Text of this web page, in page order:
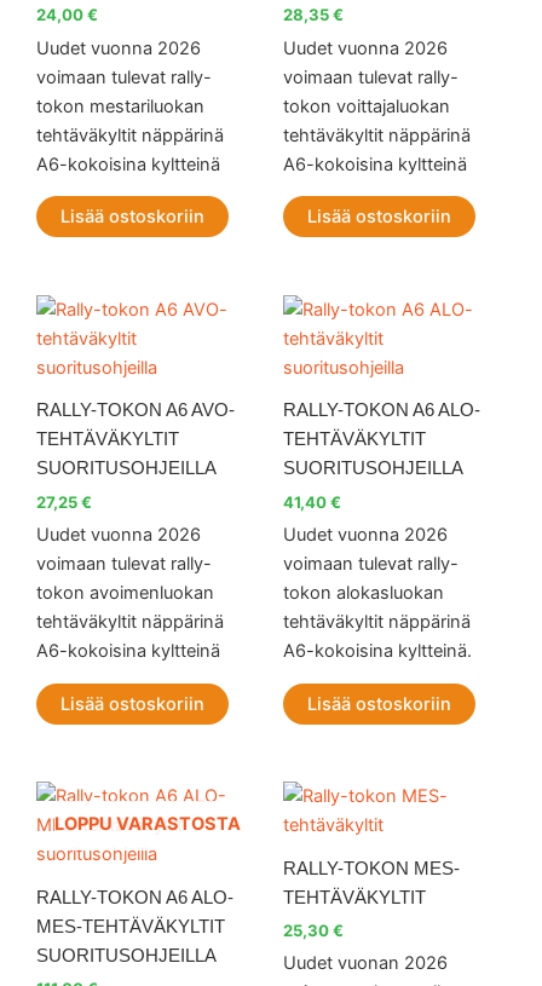
24,00€
Uudet vuonna 2026
voimaan tulevat rally-
tokon mestariluokan
tehtäväkyltit näppärinä
A6-kokoisina kyltteinä
Lisää ostoskoriin
28,35€
Uudet vuonna 2026
voimaan tulevat rally-
tokon voittajaluokan
tehtäväkyltit näppärinä
A6-kokoisina kyltteinä
Lisää ostoskoriin
RALLY-TOKON A6 AVO-
TEHTÄVÄKYLTIT
SUORITUSOHJEILLA
27,25€
Uudet vuonna 2026
voimaan tulevat rally-
tokon avoimenluokan
tehtäväkyltit näppärinä
A6-kokoisina kyltteinä
Lisää ostoskoriin
RALLY-TOKON A6 ALO-
TEHTÄVÄKYLTIT
SUORITUSOHJEILLA
41,40€
Uudet vuonna 2026
voimaan tulevat rally-
tokon alokasluokan
tehtäväkyltit näppärinä
A6-kokoisina kyltteinä.
Lisää ostoskoriin
LOPPU VARASTOSTA
RALLY-TOKON A6 ALO-
MES-TEHTÄVÄKYLTIT
SUORITUSOHJEILLA
RALLY-TOKON MES-
TEHTÄVÄKYLTIT
25,30€
Uudet vuonan 2026